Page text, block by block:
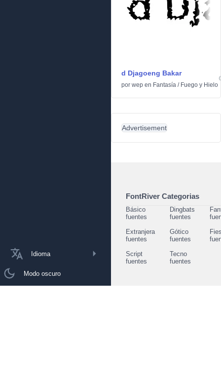
Idioma
Modo oscuro
d Djagoeng Bakar
por wep en Fantasía / Fuego y Hielo
Advertisement
FontRiver Categorias
Básico
fuentes
Dingbats
fuentes
Extranjera
fuentes
Gótico
fuentes
Script
fuentes
Tecno
fuentes